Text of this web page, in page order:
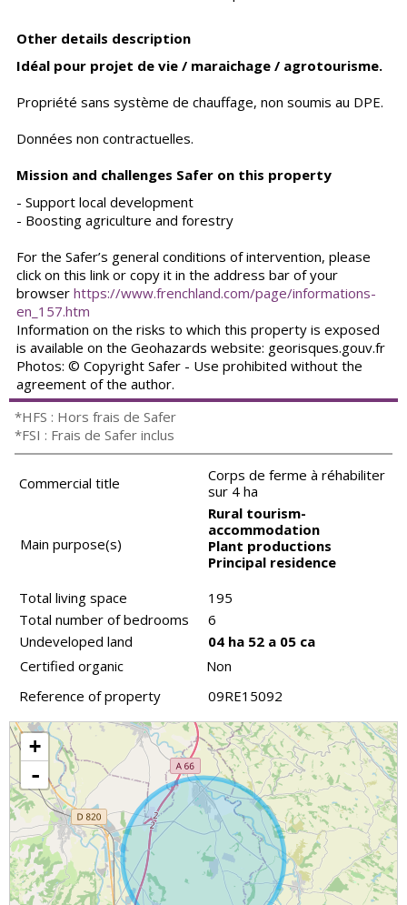
Other details description
Idéal pour projet de vie / maraichage / agrotourisme.
Propriété sans système de chauffage, non soumis au DPE.
Données non contractuelles.
Mission and challenges Safer on this property
- Support local development
- Boosting agriculture and forestry
For the Safer’s general conditions of intervention, please
click on this link or copy it in the address bar of your
browser https://www.frenchland.com/page/informations-
en_157.htm
Information on the risks to which this property is exposed
is available on the Geohazards website: georisques.gouv.fr
Photos: © Copyright Safer - Use prohibited without the
agreement of the author.
*HFS : Hors frais de Safer
*FSI : Frais de Safer inclus
Commercial title
Corps de ferme à réhabiliter
sur 4 ha
Main purpose(s)
Rural tourism-
accommodation
Plant productions
Principal residence
Total living space
195
Total number of bedrooms
6
Undeveloped land
04 ha 52 a 05 ca
Certified organic
Non
Reference of property
09RE15092
+
-